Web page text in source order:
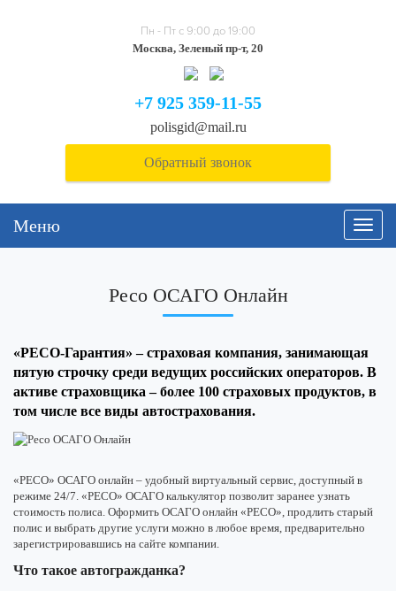
Пн - Пт с 9:00 до 19:00
Москва, Зеленый пр-т, 20
+7 925 359-11-55
polisgid@mail.ru
Обратный звонок
Меню
Ресо ОСАГО Онлайн
«РЕСО-Гарантия» – страховая компания, занимающая
пятую строчку среди ведущих российских операторов. В
активе страховщика – более 100 страховых продуктов, в
том числе все виды автострахования.
«РЕСО» ОСАГО онлайн – удобный виртуальный сервис, доступный в
режиме 24/7. «РЕСО» ОСАГО калькулятор позволит заранее узнать
стоимость полиса. Оформить ОСАГО онлайн «РЕСО», продлить старый
полис и выбрать другие услуги можно в любое время, предварительно
зарегистрировавшись на сайте компании.
Что такое автогражданка?